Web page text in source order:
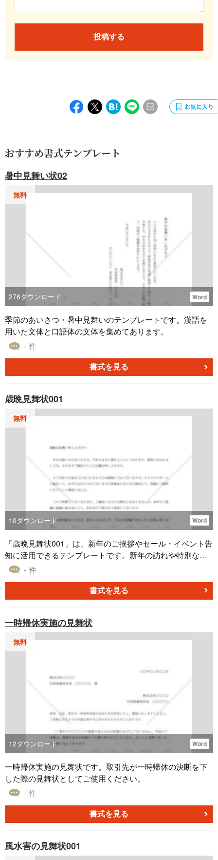
投稿する
おすすめ書式テンプレート
暑中見舞い状02
無料
276ダウンロード Word
季節のあいさつ・暑中見舞いのテンプレートです。漢語を
用いた文体と口語体の文体を集めてあります。
- 件
書式を見る
歳晩見舞状001
無料
10ダウンロード Word
「歳晩見舞状001」は、新年のご挨拶やセール・イベント告
知に活用できるテンプレートです。新年の訪れや特別なイ
ベントの案内を、心温まるメッセージと共にお届けしまし
報を効果的に伝えることができます。新たな一年の始まり
を祝福し、ご活用いただければ幸いです。
- 件
書式を見る
一時帰休実施の見舞状
無料
12ダウンロード Word
一時帰休実施の見舞状です。取引先が一時帰休の決断を下
した際の見舞状としてご使用ください。
- 件
書式を見る
風水害の見舞状001